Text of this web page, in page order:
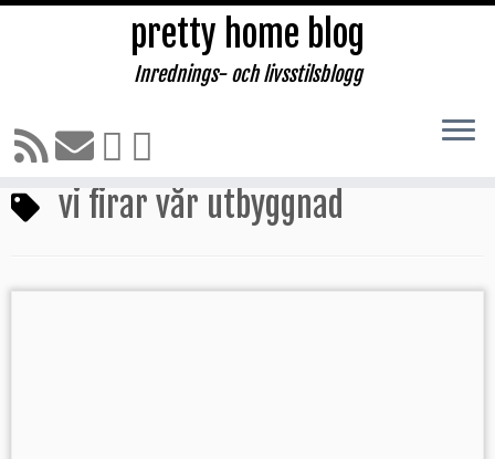
Hoppa
till
pretty home blog
Inrednings- och livsstilsblogg
Hem » vi firar vår utbyggnad
vi firar vår utbyggnad